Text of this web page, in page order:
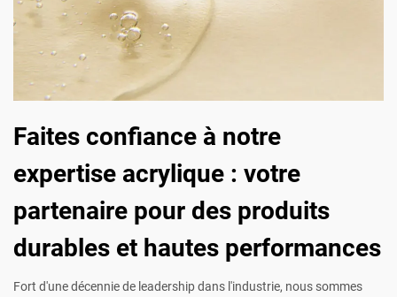
Faites confiance à notre
expertise acrylique : votre
partenaire pour des produits
durables et hautes performances
Fort d'une décennie de leadership dans l'industrie, nous sommes